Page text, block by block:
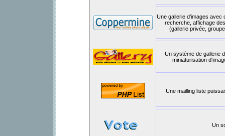
Une gallerie d'images avec
recherche, affichage
(gallerie privée,
Un système de gallerie
miniaturisation
Une mailling liste
Un